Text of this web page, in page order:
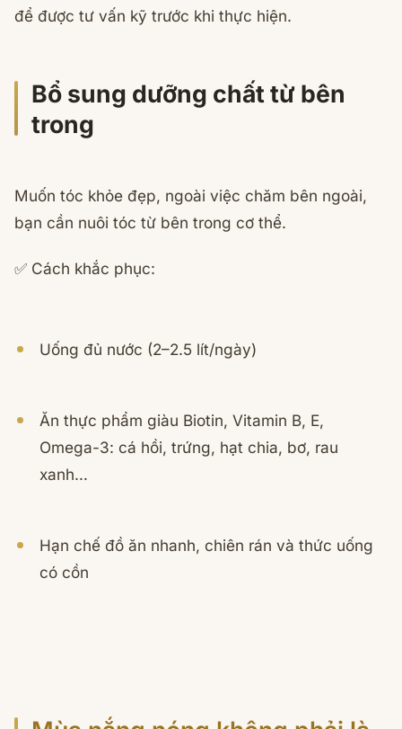
để được tư vấn kỹ trước khi thực hiện.
Bổ sung dưỡng chất từ bên
trong
Muốn tóc khỏe đẹp, ngoài việc chăm bên ngoài,
bạn cần nuôi tóc từ bên trong cơ thể.
✅ Cách khắc phục:
Uống đủ nước (2–2.5 lít/ngày)
Ăn thực phẩm giàu Biotin, Vitamin B, E,
Omega-3: cá hồi, trứng, hạt chia, bơ, rau
xanh…
Hạn chế đồ ăn nhanh, chiên rán và thức uống
có cồn